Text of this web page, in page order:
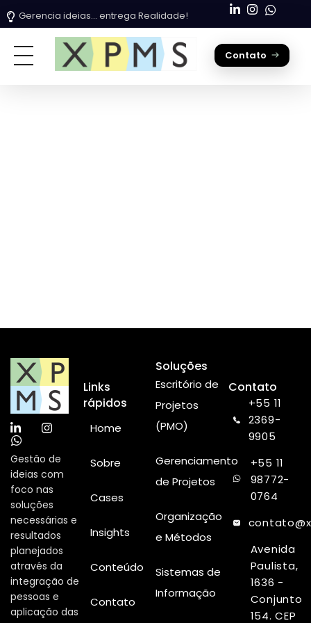
Gerencia ideias... entrega Realidade!
Contato
Gestão de
ideias com
foco nas
soluções
necessárias e
resultados
planejados
através da
integração de
pessoas e
aplicação das
Links
rápidos
Home
Sobre
Cases
Insights
Conteúdo
Contato
Soluções
Escritório de
Projetos
(PMO)
Gerenciamento
de Projetos
Organização
e Métodos
Sistemas de
Informação
Contato
+55 11
2369-
9905
+55 11
98772-
0764
Avenida
Paulista,
1636 -
Conjunto
154. CEP